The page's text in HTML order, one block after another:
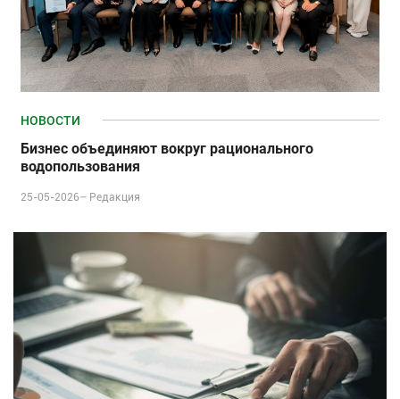
НОВОСТИ
Бизнес объединяют вокруг рационального
водопользования
25-05-2026– Редакция